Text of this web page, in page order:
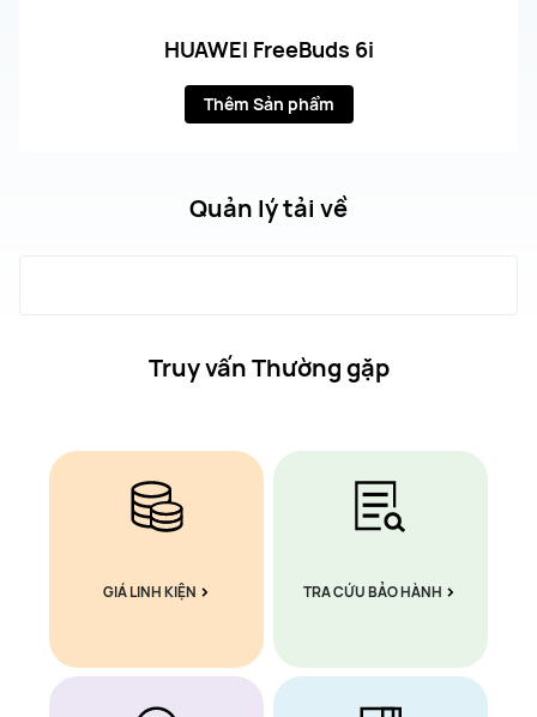
HUAWEI FreeBuds 6i
Thêm Sản phẩm
Quản lý tải về
Truy vấn Thường gặp
GIÁ LINH KIỆN TRA CỨU BẢO HÀNH